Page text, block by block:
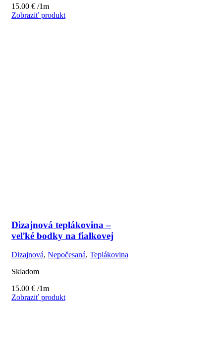
15.00 € /1m
Zobraziť produkt
Dizajnová teplákovina –
veľké bodky na fialkovej
Dizajnová, Nepočesaná, Teplákovina
Skladom
15.00 € /1m
Zobraziť produkt